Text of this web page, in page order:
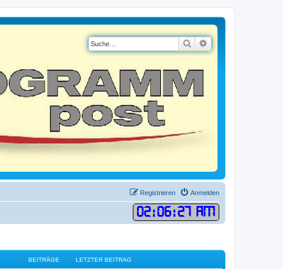
Suche
Anmelden
Registrieren
02:06:28 AM
BEITRÄGE LETZTER BEITRAG